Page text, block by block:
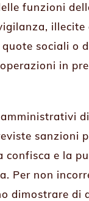
funzioni
illecite
sociali o
in
sanzioni
confisca e la
Per non
dimostrare di